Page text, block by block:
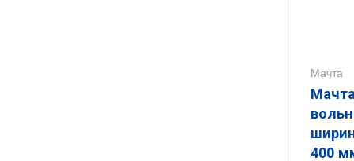
Мачта
шириной 400
400